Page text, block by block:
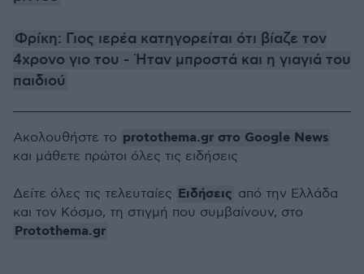
Φρίκη: Γιος ιερέα κατηγορείται ότι βίαζε τον
4χρονο γιο του - Ήταν μπροστά και η γιαγιά του
παιδιού
Ακολουθήστε το protothema.gr στο Google News
και μάθετε πρώτοι όλες τις ειδήσεις
Δείτε όλες τις τελευταίες Ειδήσεις από την Ελλάδα
και τον Κόσμο, τη στιγμή που συμβαίνουν, στο
Protothema.gr